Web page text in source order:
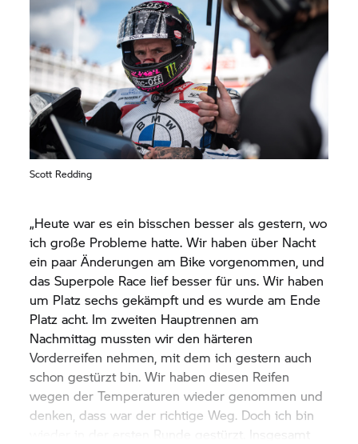
Scott Redding
„Heute war es ein bisschen besser als gestern, wo
ich große Probleme hatte. Wir haben über Nacht
ein paar Änderungen am Bike vorgenommen, und
das Superpole Race lief besser für uns. Wir haben
um Platz sechs gekämpft und es wurde am Ende
Platz acht. Im zweiten Hauptrennen am
Nachmittag mussten wir den härteren
Vorderreifen nehmen, mit dem ich gestern auch
schon gestürzt bin. Wir haben diesen Reifen
wegen der Temperaturen wieder genommen und
denken, dass war der richtige Weg. Doch ich bin
wieder in der ersten Runde gestürzt. Insgesamt